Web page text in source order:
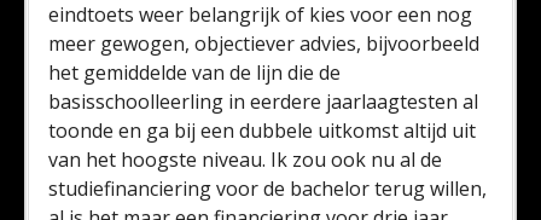
eindtoets weer belangrijk of kies voor een nog
meer gewogen, objectiever advies, bijvoorbeeld
het gemiddelde van de lijn die de
basisschoolleerling in eerdere jaarlaagtesten al
toonde en ga bij een dubbele uitkomst altijd uit
van het hoogste niveau. Ik zou ook nu al de
studiefinanciering voor de bachelor terug willen,